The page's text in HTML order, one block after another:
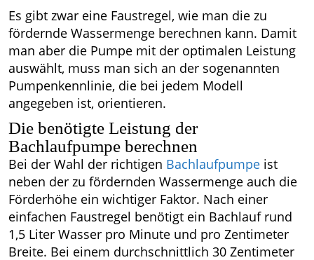
Es gibt zwar eine Faustregel, wie man die zu
fördernde Wassermenge berechnen kann. Damit
man aber die Pumpe mit der optimalen Leistung
auswählt, muss man sich an der sogenannten
Pumpenkennlinie, die bei jedem Modell
angegeben ist, orientieren.
Die benötigte Leistung der
Bachlaufpumpe berechnen
Bei der Wahl der richtigen Bachlaufpumpe ist
neben der zu fördernden Wassermenge auch die
Förderhöhe ein wichtiger Faktor. Nach einer
einfachen Faustregel benötigt ein Bachlauf rund
1,5 Liter Wasser pro Minute und pro Zentimeter
Breite. Bei einem durchschnittlich 30 Zentimeter